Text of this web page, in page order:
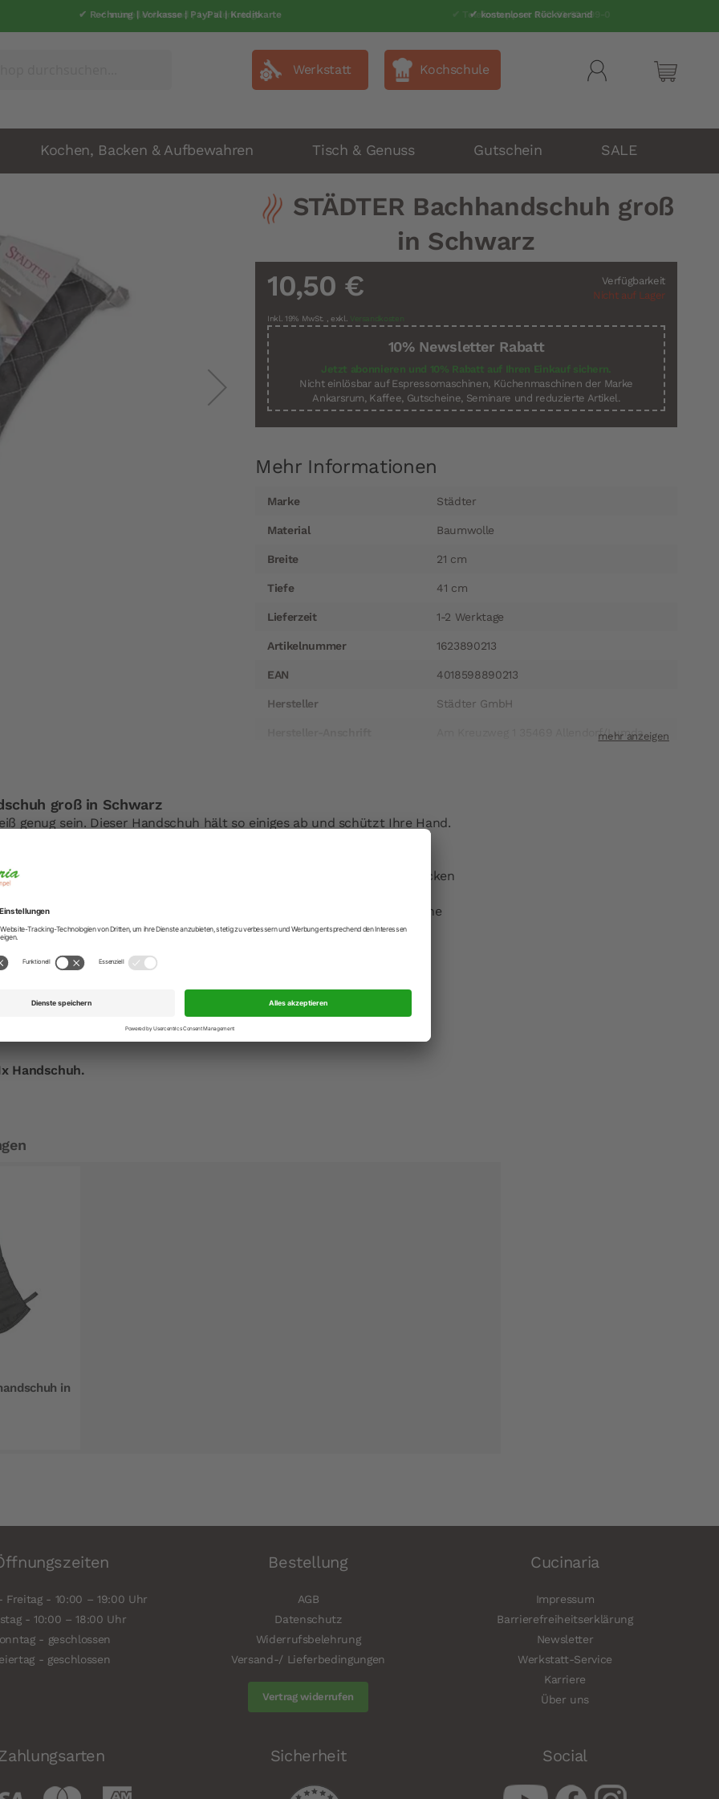
✔ Rechnung | Vorkasse | PayPal | Kreditkarte ✔ kostenloser Rückversand
✔ schneller Versand | 1-2 Werkatage ✔ Telefonsupport 040 80 60 999-0
Mein
Werkstatt Kochschule
Kochen, Backen & Aufbewahren Tisch & Genuss Gutschein SALE
STÄDTER Bachhandschuh groß
in Schwarz
Verfügbarkeit
Nicht auf Lager
10,50 €
Inkl. 19% MwSt. , exkl. Versandkosten
10% Newsletter Rabatt
Jetzt abonnieren und 10% Rabatt auf Ihren Einkauf sichern.
Nicht einlösbar auf Espressomaschinen, Küchenmaschinen der Marke
Ankarsrum, Kaffee, Gutscheine, Seminare und reduzierte Artikel.
Mehr Informationen
Informationen
Marke Städter
Material Baumwolle
Breite 21 cm
Tiefe 41 cm
Lieferzeit 1-2 Werktage
Artikelnummer 1623890213
EAN 4018598890213
Hersteller Städter GmbH
Am Kreuzweg 1 35469 Allendorf/Lumda
groß in Schwarz
genug sein. Dieser Handschuh hält so einiges ab und schützt Ihre Hand.
her!
Wasserdampf und vieles mehr! Da benötigen Sie beim Kochen und Backen
und zuverlässig vor Hitze und Verbrennungen schützen.
aus Baumwolle mit schwer entflammbarer Beschichtung. Innen ist eine
Füllung. Hitzebeständig bis 220 °C.
mit unseren praktischen Backhandschuhen.
bei den "Backhelfer & Küchenhelfer".
halten.
waschen.
Handschuh.
in
Freitag - 10:00 – 19:00 Uhr
- 10:00 – 18:00 Uhr
- geschlossen
- geschlossen
Bestellung
AGB
Datenschutz
Widerrufsbelehrung
Versand-/ Lieferbedingungen
Vertrag widerrufen
Cucinaria
Impressum
Barrierefreiheitserklärung
Newsletter
Werkstatt-Service
Karriere
Über uns
Sicherheit Social